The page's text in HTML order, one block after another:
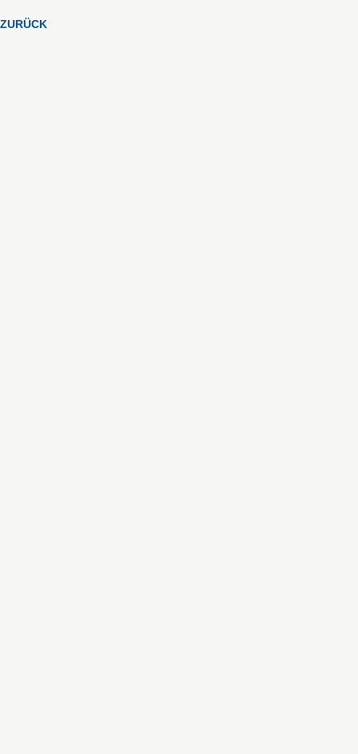
ZURÜCK